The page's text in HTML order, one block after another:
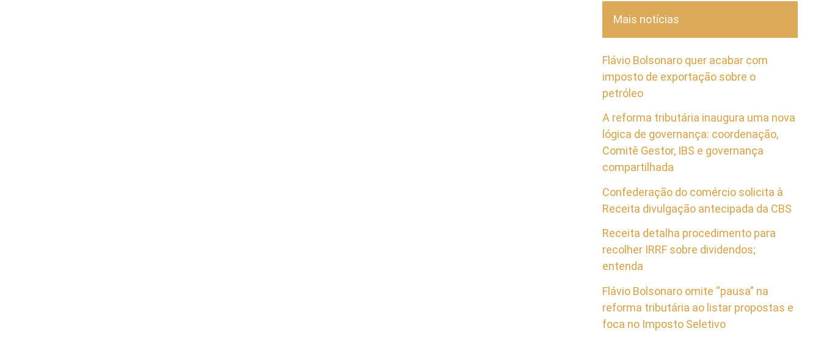
Mais notícias
Flávio Bolsonaro quer acabar com
imposto de exportação sobre o
petróleo
A reforma tributária inaugura uma nova
lógica de governança: coordenação,
Comitê Gestor, IBS e governança
compartilhada
Confederação do comércio solicita à
Receita divulgação antecipada da CBS
Receita detalha procedimento para
recolher IRRF sobre dividendos;
entenda
Flávio Bolsonaro omite “pausa” na
reforma tributária ao listar propostas e
foca no Imposto Seletivo